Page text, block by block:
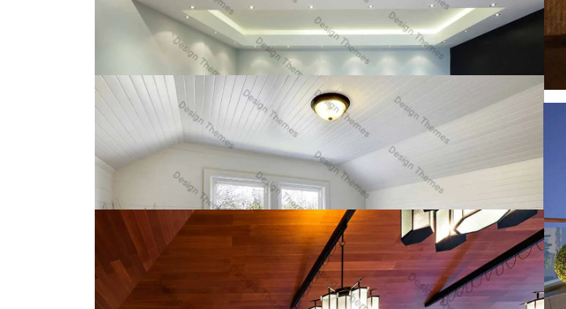
Business class Villa style
Cras tristique purus non
lacus
Resorts Villa style
Proin venenatis felis